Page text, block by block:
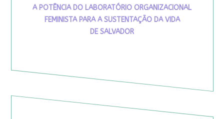
A POTÊNCIA DO LABORATÓRIO ORGANIZACIONAL
FEMINISTA PARA A SUSTENTAÇÃO DA VIDA
DE SALVADOR